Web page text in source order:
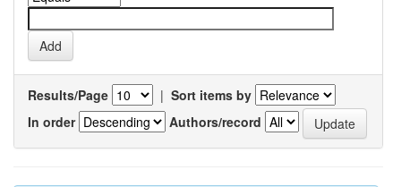
Results/Page | Sort items by
In order
Authors/record